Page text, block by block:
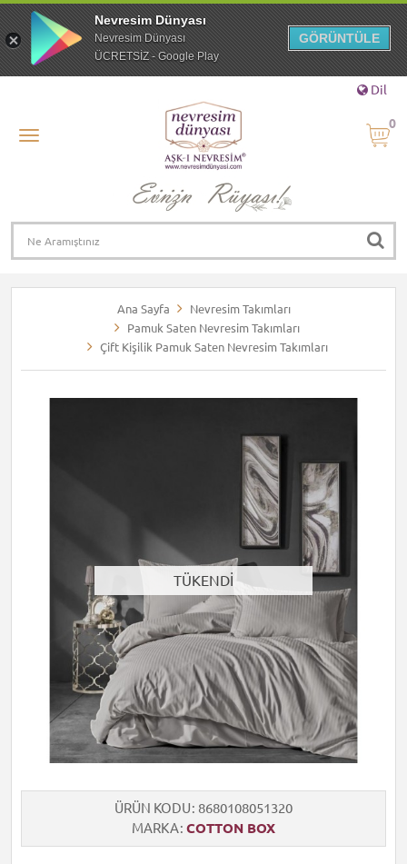
Dil
0
Ana Sayfa
Nevresim Takımları
Pamuk Saten Nevresim Takımları
Çift Kişilik Pamuk Saten Nevresim Takımları
TÜKENDİ
ÜRÜN KODU 8680108051320
MARKA COTTON BOX
Nevresim Dünyası
Nevresim Dünyası
ÜCRETSİZ - Google Play
GÖRÜNTÜLE